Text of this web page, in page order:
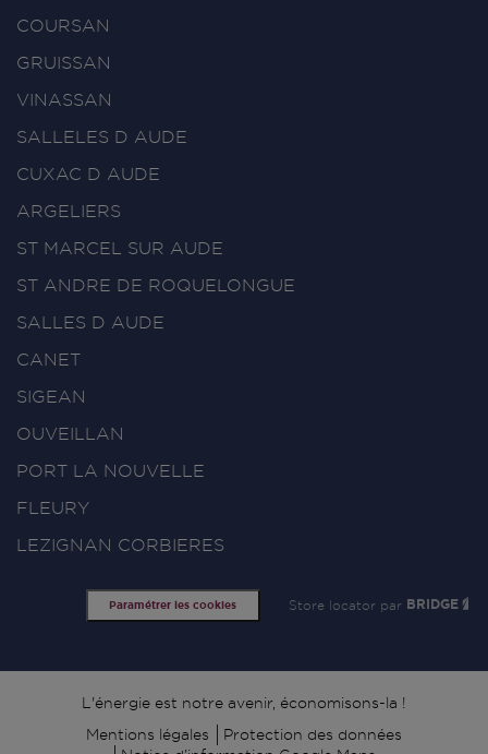
COURSAN
GRUISSAN
VINASSAN
SALLELES D AUDE
CUXAC D AUDE
ARGELIERS
ST MARCEL SUR AUDE
ST ANDRE DE ROQUELONGUE
SALLES D AUDE
CANET
SIGEAN
OUVEILLAN
PORT LA NOUVELLE
FLEURY
LEZIGNAN CORBIERES
Paramétrer les cookies Store locator par BRIDGE
Signature
L'énergie est notre avenir, économisons-la !
Mentions légales
Protection des données